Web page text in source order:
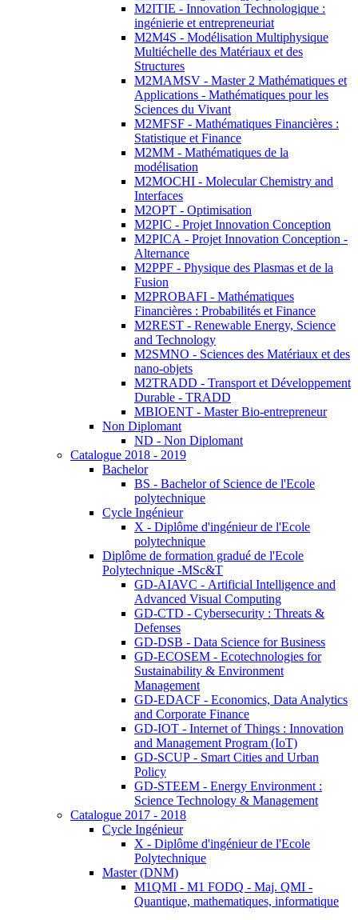
M2ITIE - Innovation Technologique :
ingénierie et entrepreneuriat
M2M4S - Modélisation Multiphysique
Multiéchelle des Matériaux et des
Structures
M2MAMSV - Master 2 Mathématiques et
Applications - Mathématiques pour les
Sciences du Vivant
M2MFSF - Mathématiques Financières :
Statistique et Finance
M2MM - Mathématiques de la
modélisation
M2MOCHI - Molecular Chemistry and
Interfaces
M2OPT - Optimisation
M2PIC - Projet Innovation Conception
M2PICA - Projet Innovation Conception -
Alternance
M2PPF - Physique des Plasmas et de la
Fusion
M2PROBAFI - Mathématiques
Financières : Probabilités et Finance
M2REST - Renewable Energy, Science
and Technology
M2SMNO - Sciences des Matériaux et des
nano-objets
M2TRADD - Transport et Développement
Durable - TRADD
MBIOENT - Master Bio-entrepreneur
Non Diplomant
ND - Non Diplomant
Catalogue 2018 - 2019
Bachelor
BS - Bachelor of Science de l'Ecole
polytechnique
Cycle Ingénieur
X - Diplôme d'ingénieur de l'Ecole
polytechnique
Diplôme de formation gradué de l'Ecole
Polytechnique -MSc&T
GD-AIAVC - Artificial Intelligence and
Advanced Visual Computing
GD-CTD - Cybersecurity : Threats &
Defenses
GD-DSB - Data Science for Business
GD-ECOSEM - Ecotechnologies for
Sustainability & Environment
Management
GD-EDACF - Economics, Data Analytics
and Corporate Finance
GD-IOT - Internet of Things : Innovation
and Management Program (IoT)
GD-SCUP - Smart Cities and Urban
Policy
GD-STEEM - Energy Environment :
Science Technology & Management
Catalogue 2017 - 2018
Cycle Ingénieur
X - Diplôme d'ingénieur de l'Ecole
Polytechnique
Master (DNM)
M1QMI - M1 FODQ - Maj. QMI -
Quantique, mathematiques, informatique